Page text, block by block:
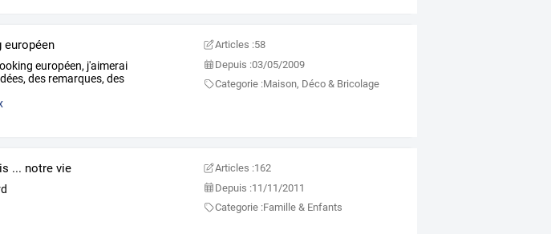
européen
européen, j'aimerai
des remarques,des
Articles :58
Depuis :03/05/2009
Categorie :Maison, Déco & Bricolage
... notre vie Articles :162
Depuis :11/11/2011
Categorie :Famille & Enfants